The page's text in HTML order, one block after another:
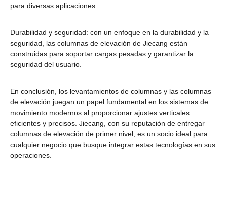
para diversas aplicaciones.
Durabilidad y seguridad: con un enfoque en la durabilidad y la
seguridad, las columnas de elevación de Jiecang están
construidas para soportar cargas pesadas y garantizar la
seguridad del usuario.
En conclusión, los levantamientos de columnas y las columnas
de elevación juegan un papel fundamental en los sistemas de
movimiento modernos al proporcionar ajustes verticales
eficientes y precisos. Jiecang, con su reputación de entregar
columnas de elevación de primer nivel, es un socio ideal para
cualquier negocio que busque integrar estas tecnologías en sus
operaciones.